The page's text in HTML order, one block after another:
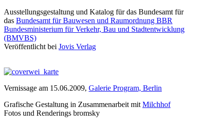
Ausstellungsgestaltung und Katalog für das Bundesamt für
das Bundesamt für Bauwesen und Raumordnung BBR
Bundesministerium für Verkehr, Bau und Stadtentwicklung
(BMVBS)
Veröffentlicht bei Jovis Verlag
Vernissage am 15.06.2009, Galerie Program, Berlin
Grafische Gestaltung in Zusammenarbeit mit Milchhof
Fotos und Renderings bromsky